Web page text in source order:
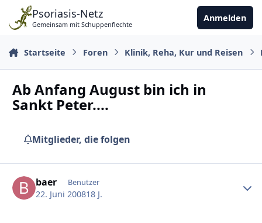
Zu Inhalt springen
Psoriasis-Netz
Gemeinsam mit Schuppenflechte
Anmelden
Startseite Foren Klinik, Reha, Kur und Reisen
Ab Anfang August bin ich in
Sankt Peter....
Mitglieder, die folgen
baer Benutzer
22. Juni 200818 J.